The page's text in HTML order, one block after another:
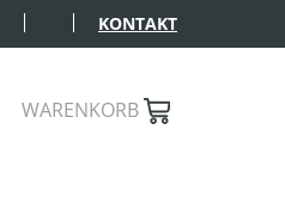
KONTAKT
WARENKORB